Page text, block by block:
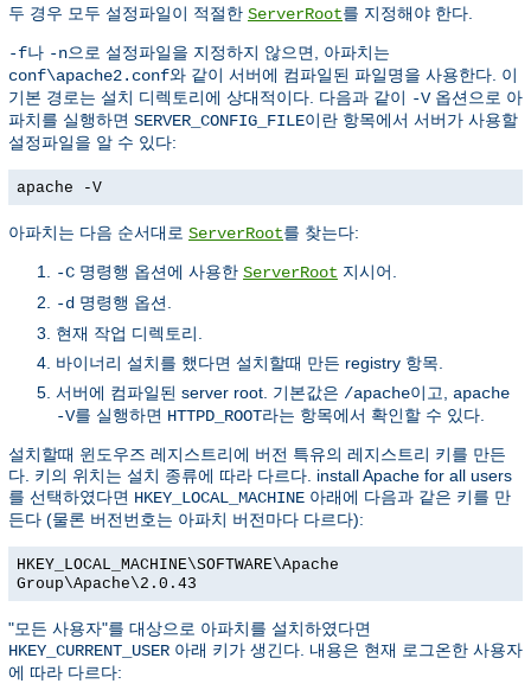
두 경우 모두 설정파일이 적절한 ServerRoot를 지정해야 한다.
-f나 -n으로 설정파일을 지정하지 않으면, 아파치는
conf\apache2.conf와 같이 서버에 컴파일된 파일명을 사용한다. 이
기본 경로는 설치 디렉토리에 상대적이다. 다음과 같이 -V옵션으로 아
파치를 실행하면 SERVER_CONFIG_FILE이란 항목에서 서버가 사용할
설정파일을 알 수 있다:
apache -V
아파치는 다음 순서대로 ServerRoot를 찾는다:
-C 명령행 옵션에 사용한 ServerRoot 지시어.
-d 명령행 옵션.
현재 작업 디렉토리.
바이너리 설치를 했다면 설치할때 만든 registry 항목.
서버에 컴파일된 server root. 기본값은 /apache이고, apache
-V를 실행하면 HTTPD_ROOT라는 항목에서 확인할 수 있다.
설치할때 윈도우즈 레지스트리에 버전 특유의 레지스트리 키를 만든
다. 키의 위치는 설치 종류에 따라 다르다. install Apache for all users
를 선택하였다면 HKEY_LOCAL_MACHINE 아래에 다음과 같은 키를 만
든다 (물론 버전번호는 아파치 버전마다 다르다):
HKEY_LOCAL_MACHINE\SOFTWARE\Apache
Group\Apache\2.0.43
"모든 사용자"를 대상으로 아파치를 설치하였다면
HKEY_CURRENT_USER 아래 키가 생긴다. 내용은 현재 로그온한 사용자
에 따라 다르다: